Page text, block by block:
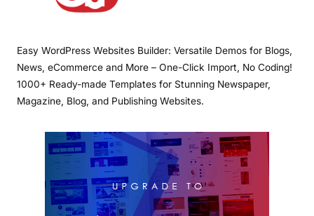
Easy WordPress Websites Builder: Versatile Demos for Blogs,
News, eCommerce and More – One-Click Import, No Coding!
1000+ Ready-made Templates for Stunning Newspaper,
Magazine, Blog, and Publishing Websites.